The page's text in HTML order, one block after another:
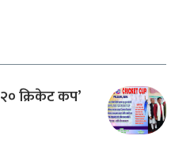
क्रिकेट कप’